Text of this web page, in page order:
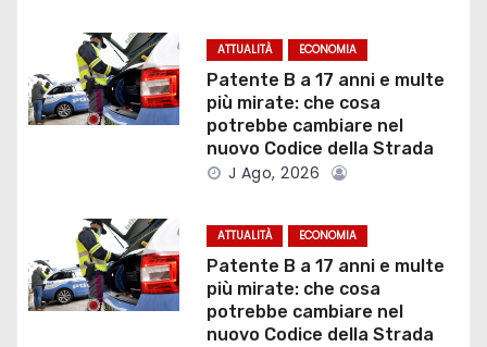
e
a
i
c
ATTUALITÀ ECONOMIA
Patente B a 17 anni e multe
più mirate: che cosa
potrebbe cambiare nel
nuovo Codice della Strada
J Ago, 2026
ATTUALITÀ ECONOMIA
Patente B a 17 anni e multe
più mirate: che cosa
potrebbe cambiare nel
nuovo Codice della Strada